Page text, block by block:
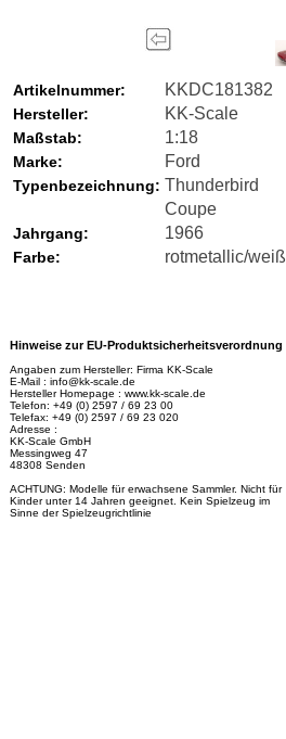
Artikelnummer: KKDC181382
Hersteller: KK-Scale
Maßstab: 1:18
Marke: Ford
Typenbezeichnung: Thunderbird
Coupe
Jahrgang: 1966
Farbe: rotmetallic/weiß
Hinweise zur EU-Produktsicherheitsverordnung
Angaben zum Hersteller: Firma KK-Scale
E-Mail : info@kk-scale.de
Hersteller Homepage : www.kk-scale.de
Telefon: +49 (0) 2597 / 69 23 00
Telefax: +49 (0) 2597 / 69 23 020
Adresse :
KK-Scale GmbH
Messingweg 47
48308 Senden
ACHTUNG: Modelle für erwachsene Sammler. Nicht für
Kinder unter 14 Jahren geeignet. Kein Spielzeug im
Sinne der Spielzeugrichtlinie